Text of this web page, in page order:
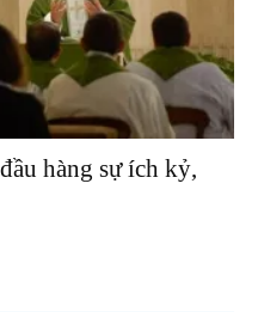
hàng sự ích kỷ,